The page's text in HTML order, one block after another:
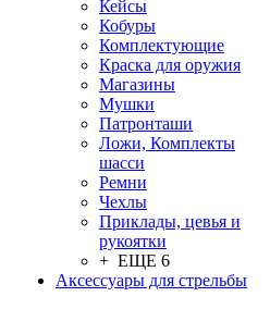
Кейсы
Кобуры
Комплектующие
Краска для оружия
Магазины
Мушки
Патронташи
Ложи, Комплекты
шасси
Ремни
Чехлы
Приклады, цевья и
рукоятки
+ ЕЩЕ 6
Аксессуары для стрельбы